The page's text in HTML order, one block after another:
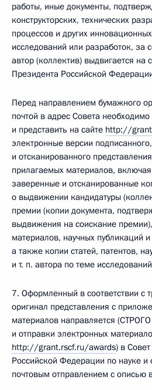
работы, иные документы,
конструкторских, технических
процессов и других
исследований или разработок, за
автор (коллектив) выдвигается на
Президента Российской
Перед направлением бумажного
почтой в адрес Совета необходимо
и представить на сайте http://
электронные версии
и отсканированного
прилагаемых материалов,
заверенные и отсканированные
о выдвижении кандидатуры
премии (копии документа,
выдвижения на соискание
материалов, научных публикаций и
а также копии статей, патентов,
и т. п. автора по теме
7. Оформленный в соответствии с
оригинал представления с
материалов направляется
и отправки электронных
http://grant.rscf.ru/awards) в
Российской Федерации по науке
почтовым отправлением с описью